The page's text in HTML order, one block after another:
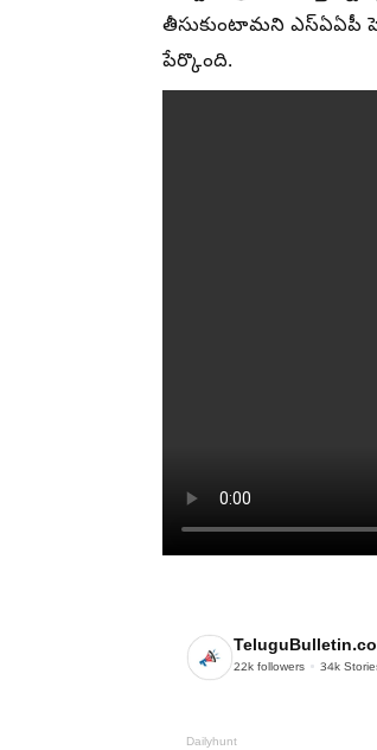
తీసుకుంటామని ఎస్‌ఏఏపీ
పేర్కొంది.
22k followers 34k
Dailyhunt